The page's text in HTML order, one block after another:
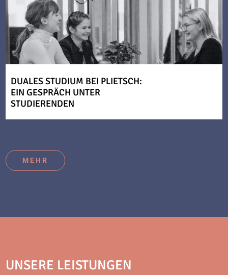
DUALES STUDIUM BEI PLIETSCH:
EIN GESPRÄCH UNTER
STUDIERENDEN
MEHR
UNSERE LEISTUNGEN